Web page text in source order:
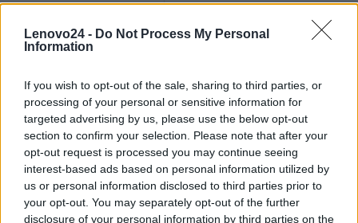
Lenovo24 - Do Not Process My Personal
Information
If you wish to opt-out of the sale, sharing to third parties, or
processing of your personal or sensitive information for
targeted advertising by us, please use the below opt-out
section to confirm your selection. Please note that after your
opt-out request is processed you may continue seeing
interest-based ads based on personal information utilized by
us or personal information disclosed to third parties prior to
your opt-out. You may separately opt-out of the further
disclosure of your personal information by third parties on the
PCIe
Porty przód
Gbps) Type-A ports,
1x USB 3.2 Gen 1 (5
Gbps) Type-C,
1x USB 2.0 Type-C